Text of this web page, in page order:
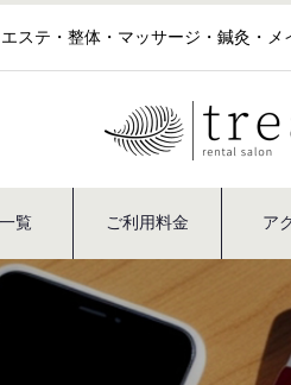
ステ・整体・マッサージ・鍼灸・
覧 ご利用料金 ア